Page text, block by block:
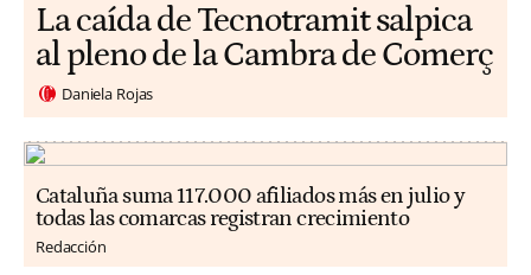
La caída de Tecnotramit salpica
al pleno de la Cambra de Comerç
Daniela Rojas
Cataluña suma 117.000 afiliados más en julio y
todas las comarcas registran crecimiento
Redacción